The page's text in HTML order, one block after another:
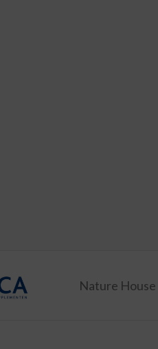
Nature House